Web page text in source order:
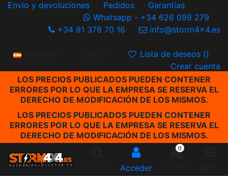
Envío y devoluciones Pedidos
Garantías
Whatsapp - +34 626 099 279
+34 91 378 70 16
info@storm4x4.es
Español Lista de deseos ()
Crear cuenta
LOS PRECIOS PUBLICADOS PUEDEN CONTENER
ERRORES POR LO QUE LA EMPRESA SE RESERVA EL
DERECHO DE MODIFICACIÓN DE LOS MISMOS.
LOS PRECIOS PUBLICADOS PUEDEN CONTENER
ERRORES POR LO QUE LA EMPRESA SE RESERVA EL
DERECHO DE MODIFICACIÓN DE LOS MISMOS.
Acceder
0